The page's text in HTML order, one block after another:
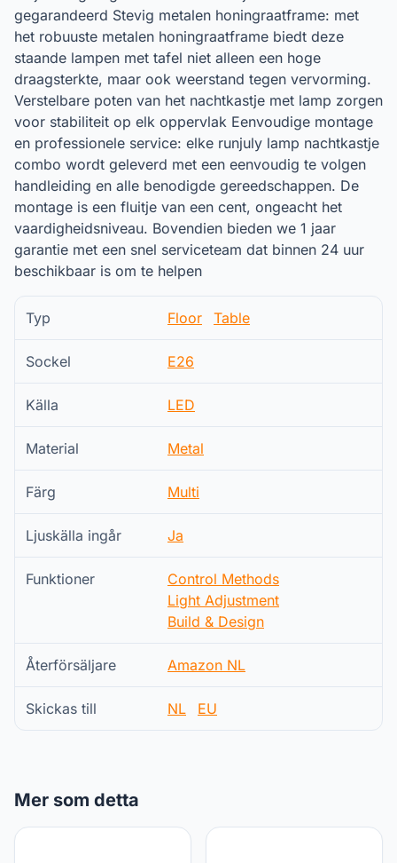
gegarandeerd Stevig metalen honingraatframe: met
het robuuste metalen honingraatframe biedt deze
staande lampen met tafel niet alleen een hoge
draagsterkte, maar ook weerstand tegen vervorming.
Verstelbare poten van het nachtkastje met lamp zorgen
voor stabiliteit op elk oppervlak Eenvoudige montage
en professionele service: elke runjuly lamp nachtkastje
combo wordt geleverd met een eenvoudig te volgen
handleiding en alle benodigde gereedschappen. De
montage is een fluitje van een cent, ongeacht het
vaardigheidsniveau. Bovendien bieden we 1 jaar
garantie met een snel serviceteam dat binnen 24 uur
beschikbaar is om te helpen
Typ Floor Table
Sockel E26
Källa LED
Material Metal
Färg Multi
Ljuskälla ingår Ja
Funktioner
Control Methods
Light Adjustment
Build & Design
Återförsäljare Amazon NL
Skickas till NL EU
Mer som detta